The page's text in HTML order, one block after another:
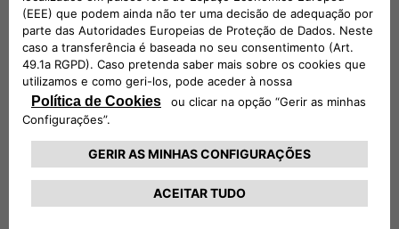
PERSONALIZE O SEU PLANO COM
COBERTURAS ADICIONAIS
“Para mim, trata-se de um serviço à medida das minhas
necessidades.”
Veículo de substituição (i)
Soluções de mobilidade (i)